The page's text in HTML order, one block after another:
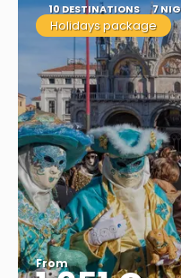
10 DESTINATIONS 7
Holidays package
From